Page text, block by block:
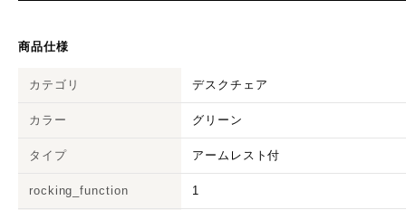
商品仕様
カテゴリ デスクチェア
カラー グリーン
タイプ アームレスト付
rocking_function 1